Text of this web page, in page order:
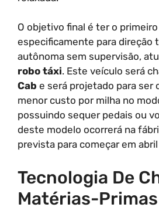
O objetivo final é ter o
especificamente para direção
autônoma sem supervisão,
robo táxi. Este veículo será
Cab e será projetado para ser
menor custo por milha no
possuindo sequer pedais ou
deste modelo ocorrerá na
prevista para começar em
Tecnologia De
Matérias-Primas